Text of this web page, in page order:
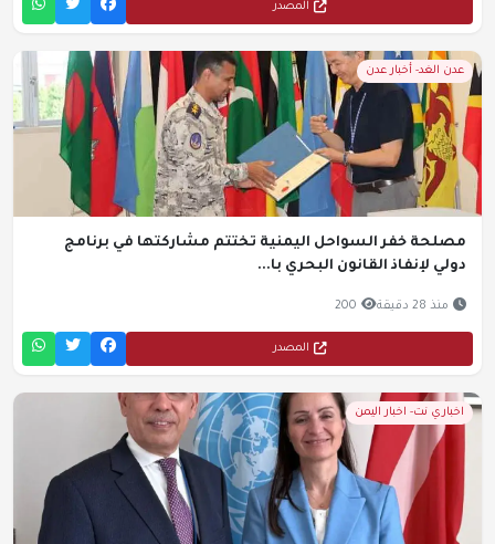
المصدر
عدن الغد- أخبار عدن
مصلحة خفر السواحل اليمنية تختتم مشاركتها في برنامج
دولي لإنفاذ القانون البحري با...
منذ 28 دقيقة 200
المصدر
اخباري نت- اخبار اليمن